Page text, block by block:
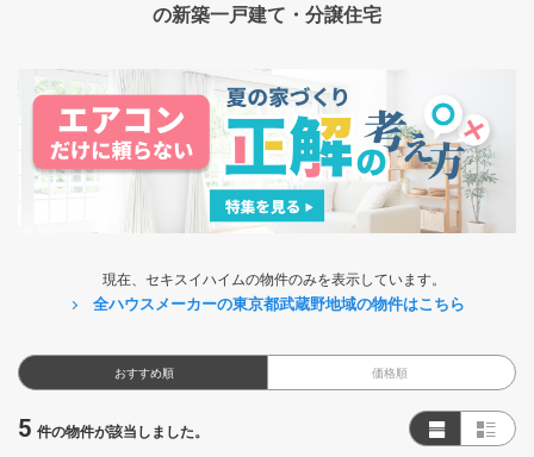
の新築一戸建て・分譲住宅
現在、セキスイハイムの物件のみを表示しています。
全ハウスメーカーの東京都武蔵野地域の物件はこちら
おすすめ順 価格順
5 件の物件が該当しました。